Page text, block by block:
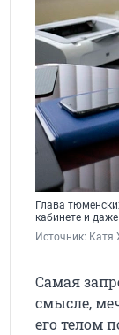
Глава
кабинете и
Источник: Катя
Самая
смысле,
его телом